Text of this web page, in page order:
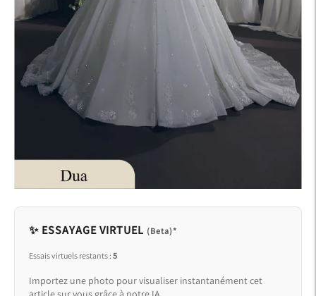
✨ ESSAYAGE VIRTUEL (Beta)*
Essais virtuels restants : 5
Importez une photo pour visualiser instantanément cet